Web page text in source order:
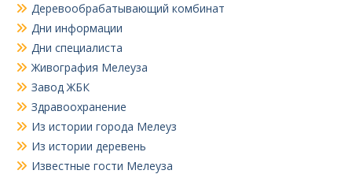
Деревообрабатывающий комбинат
Дни информации
Дни специалиста
Живография Мелеуза
Завод ЖБК
Здравоохранение
Из истории города Мелеуз
Из истории деревень
Известные гости Мелеуза